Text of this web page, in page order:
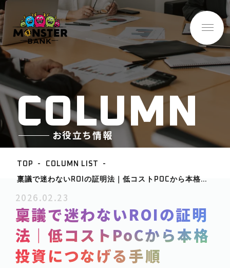
ABOUT-企業情報
SERVICE -サービス
POST
COLUMN
お役立ち情報
TOP COLUMN LIST
稟議で迷わないROIの証明法｜低コストPOCから本格
2026.02.23
稟議で迷わないROIの証明
法｜低コストPoCから本格
投資につなげる手順